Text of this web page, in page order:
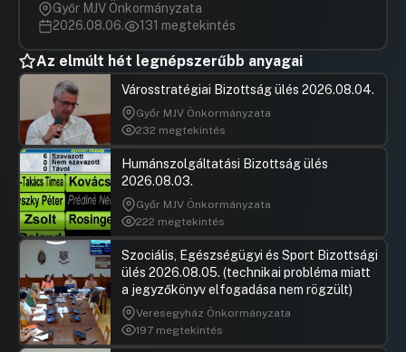
Győr MJV Önkormányzata
2026.08.06.
131 megtekintés
Az elmúlt hét legnépszerűbb anyagai
Városstratégiai Bizottság ülés 2026.08.04.
Győr MJV Önkormányzata
232 megtekintés
Humánszolgáltatási Bizottság ülés
2026.08.03.
Győr MJV Önkormányzata
222 megtekintés
Szociális, Egészségügyi és Sport Bizottsági
ülés 2026.08.05. (technikai probléma miatt
a jegyzőkönyv elfogadása nem rögzült)
Veresegyház Önkormányzata
197 megtekintés